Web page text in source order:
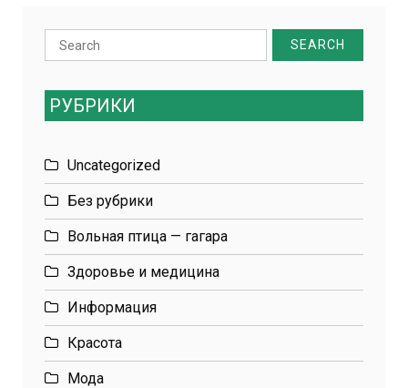
Search
for:
РУБРИКИ
Uncategorized
Без рубрики
Вольная птица — гагара
Здоровье и медицина
Информация
Красота
Мода